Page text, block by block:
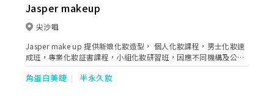
Jasper makeup
尖沙咀
Jasper make up 提供新娘化妝造型， 個人化妝課程，男士化妝速
成班，專業化妝証書課程，小組化妝研習班，因應不同機構及公司
提供專業化妝形象指導．
角蛋白美睫 半永久妝